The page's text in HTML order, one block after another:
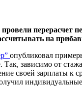
перерасчет
на
опубликовал
Так, зависимо от
своей зарплаты к